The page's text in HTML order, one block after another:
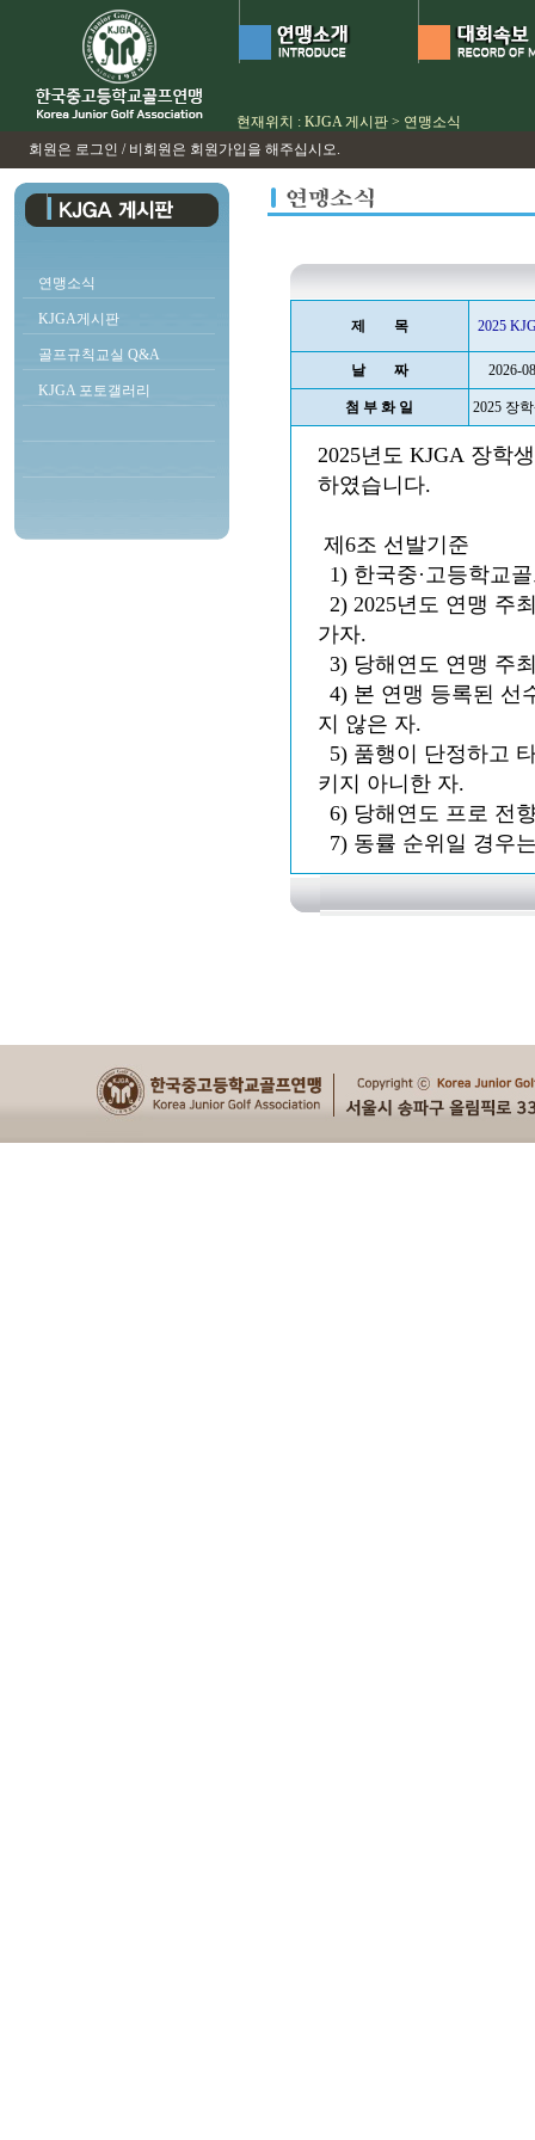
회원은 로그인 / 비회원은 회원가입을 해주십시오.
현재위치 : KJGA 게시판 > 연맹소식
연맹소식
KJGA게시판
골프규칙교실 Q&A
KJGA 포토갤러리
제 목 2025
날 짜 2026-
첨 부 화 일 2025 장